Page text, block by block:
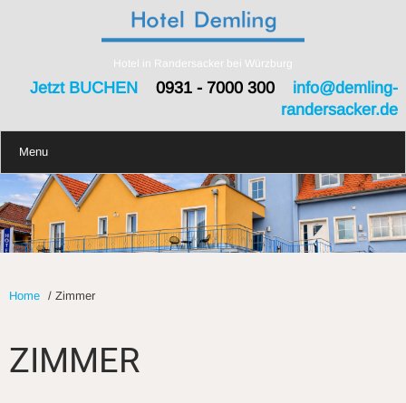
Hotel in Randersacker bei Würzburg
Jetzt BUCHEN0931 - 7000 300 info@demling-
randersacker.de
Menu
Home / Zimmer
ZIMMER